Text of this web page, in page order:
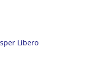
Líbero